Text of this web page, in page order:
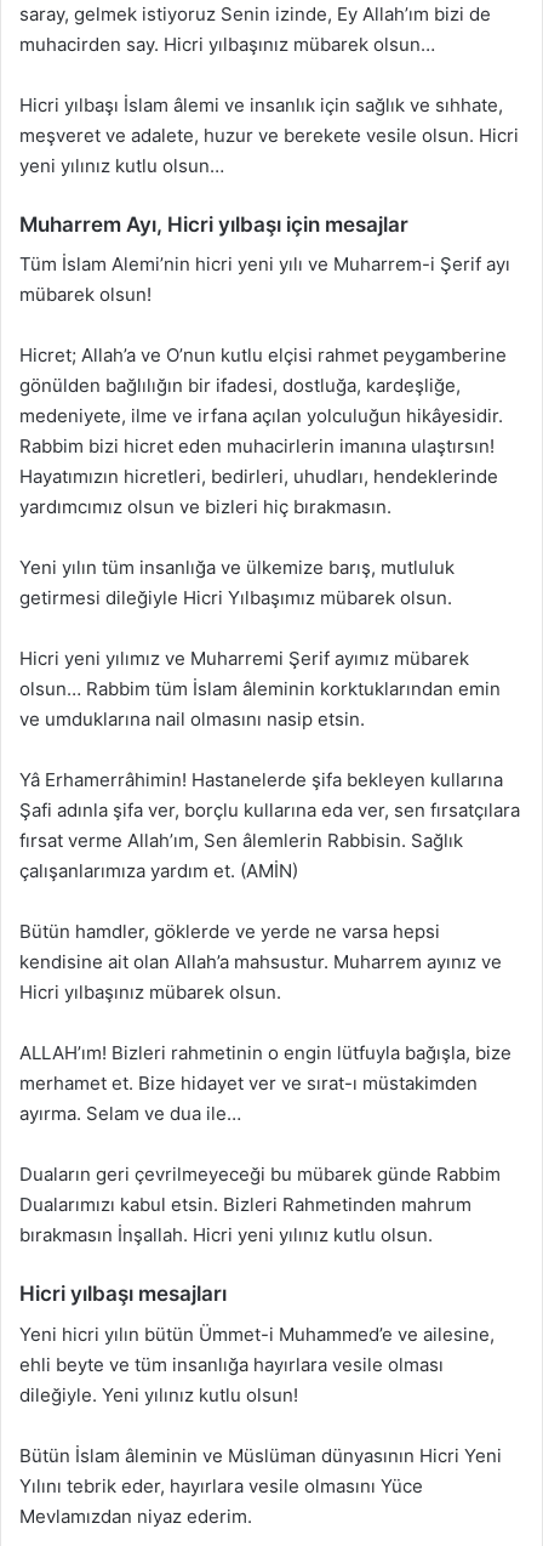
saray, gelmek istiyoruz Senin izinde, Ey Allah’ım bizi de
muhacirden say. Hicri yılbaşınız mübarek olsun…
Hicri yılbaşı İslam âlemi ve insanlık için sağlık ve sıhhate,
meşveret ve adalete, huzur ve berekete vesile olsun. Hicri
yeni yılınız kutlu olsun…
Muharrem Ayı, Hicri yılbaşı için mesajlar
Tüm İslam Alemi’nin hicri yeni yılı ve Muharrem-i Şerif ayı
mübarek olsun!
Hicret; Allah’a ve O’nun kutlu elçisi rahmet peygamberine
gönülden bağlılığın bir ifadesi, dostluğa, kardeşliğe,
medeniyete, ilme ve irfana açılan yolculuğun hikâyesidir.
Rabbim bizi hicret eden muhacirlerin imanına ulaştırsın!
Hayatımızın hicretleri, bedirleri, uhudları, hendeklerinde
yardımcımız olsun ve bizleri hiç bırakmasın.
Yeni yılın tüm insanlığa ve ülkemize barış, mutluluk
getirmesi dileğiyle Hicri Yılbaşımız mübarek olsun.
Hicri yeni yılımız ve Muharremi Şerif ayımız mübarek
olsun… Rabbim tüm İslam âleminin korktuklarından emin
ve umduklarına nail olmasını nasip etsin.
Yâ Erhamerrâhimin! Hastanelerde şifa bekleyen kullarına
Şafi adınla şifa ver, borçlu kullarına eda ver, sen fırsatçılara
fırsat verme Allah’ım, Sen âlemlerin Rabbisin. Sağlık
çalışanlarımıza yardım et. (AMİN)
Bütün hamdler, göklerde ve yerde ne varsa hepsi
kendisine ait olan Allah’a mahsustur. Muharrem ayınız ve
Hicri yılbaşınız mübarek olsun.
ALLAH’ım! Bizleri rahmetinin o engin lütfuyla bağışla, bize
merhamet et. Bize hidayet ver ve sırat-ı müstakimden
ayırma. Selam ve dua ile…
Duaların geri çevrilmeyeceği bu mübarek günde Rabbim
Dualarımızı kabul etsin. Bizleri Rahmetinden mahrum
bırakmasın İnşallah. Hicri yeni yılınız kutlu olsun.
Hicri yılbaşı mesajları
Yeni hicri yılın bütün Ümmet-i Muhammed’e ve ailesine,
ehli beyte ve tüm insanlığa hayırlara vesile olması
dileğiyle. Yeni yılınız kutlu olsun!
Bütün İslam âleminin ve Müslüman dünyasının Hicri Yeni
Yılını tebrik eder, hayırlara vesile olmasını Yüce
Mevlamızdan niyaz ederim.